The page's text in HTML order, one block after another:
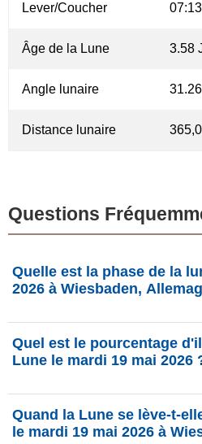
Lever/Coucher
Âge de la Lune 3.58
Angle lunaire
Distance lunaire
Questions
Quelle est la phase de la
2026 à Wiesbaden,
est dans la phase Croissant de
d'illumination, elle a 3.58 jours et
phasesmoon.com.
Quel est le pourcentage
Lune le mardi 19 mai 2026
13.79%, selon phasesmoon.com.
Quand la Lune se lève-t-
le mardi 19 mai 2026 à